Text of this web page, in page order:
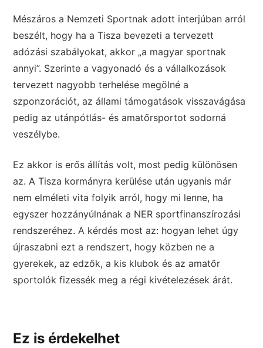
Mészáros a Nemzeti Sportnak adott interjúban arról
beszélt, hogy ha a Tisza bevezeti a tervezett
adózási szabályokat, akkor „a magyar sportnak
annyi”. Szerinte a vagyonadó és a vállalkozások
tervezett nagyobb terhelése megölné a
szponzorációt, az állami támogatások visszavágása
pedig az utánpótlás- és amatőrsportot sodorná
veszélybe.
Ez akkor is erős állítás volt, most pedig különösen
az. A Tisza kormányra kerülése után ugyanis már
nem elméleti vita folyik arról, hogy mi lenne, ha
egyszer hozzányúlnának a NER sportfinanszírozási
rendszeréhez. A kérdés most az: hogyan lehet úgy
újraszabni ezt a rendszert, hogy közben ne a
gyerekek, az edzők, a kis klubok és az amatőr
sportolók fizessék meg a régi kivételezések árát.
Ez is érdekelhet